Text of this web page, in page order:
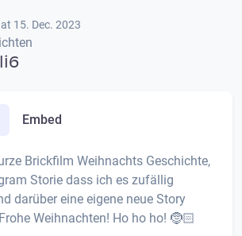
15. Dec. 2023
Embed
Brickfilm Weihnachts Geschichte,
Storie dass ich es zufällig
darüber eine eigene neue Story
Weihnachten! Ho ho ho! 🤶🏻